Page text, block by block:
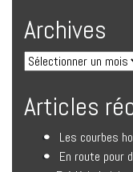
Archives
Articles
Les courbes
En route pour